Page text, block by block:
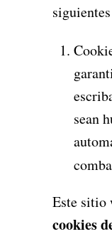
siguientes
sean
Este sitio
cookies